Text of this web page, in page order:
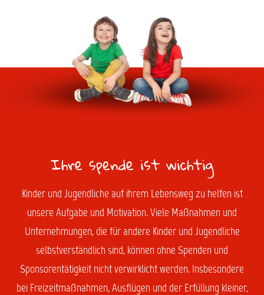
Ihre spende ist wichtig
Kinder und Jugendliche auf ihrem Lebensweg zu helfen ist
unsere Aufgabe und Motivation. Viele Maßnahmen und
Unternehmungen, die für andere Kinder und Jugendliche
selbstverständlich sind, können ohne Spenden und
Sponsorentätigkeit nicht verwirklicht werden. Insbesondere
bei Freizeitmaßnahmen, Ausflügen und der Erfüllung kleiner,